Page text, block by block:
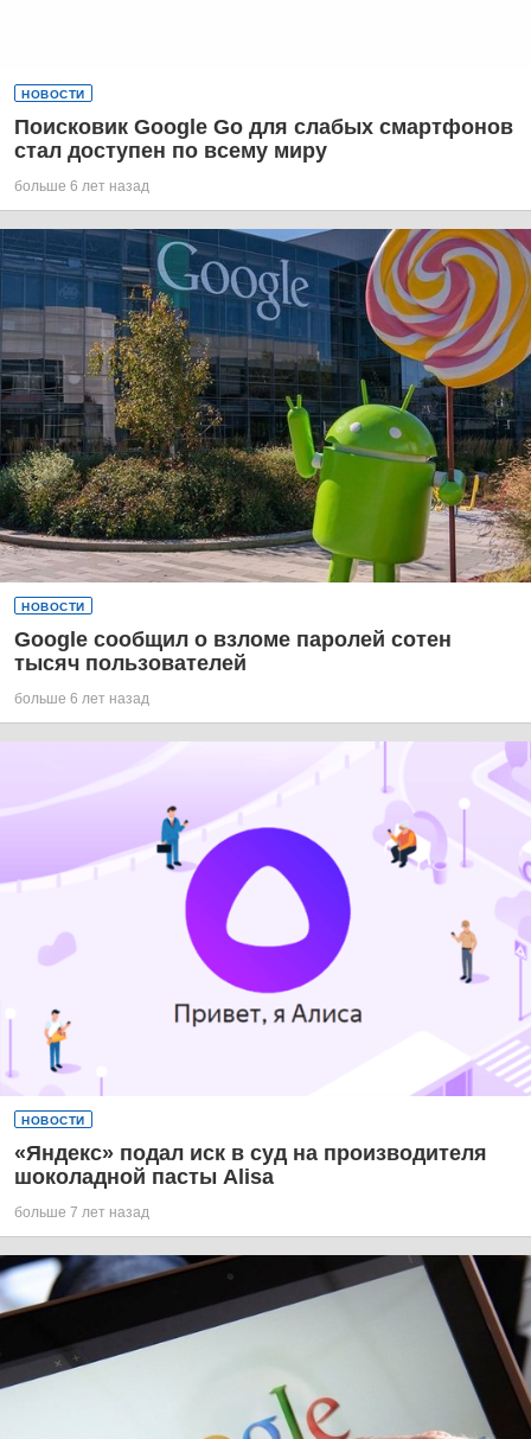
НОВОСТИ
Поисковик Google Go для слабых смартфонов
стал доступен по всему миру
больше 6 лет назад
НОВОСТИ
Google сообщил о взломе паролей сотен
тысяч пользователей
больше 6 лет назад
НОВОСТИ
«Яндекс» подал иск в суд на производителя
шоколадной пасты Alisa
больше 7 лет назад